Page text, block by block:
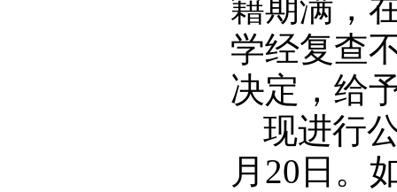
籍期满，
学经复查
决定，给
现进行
月20日。